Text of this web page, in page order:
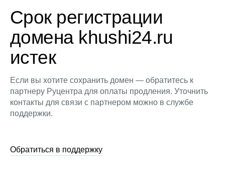
Срок регистрации
домена khushi24.ru
истек
Если вы хотите сохранить домен — обратитесь к
партнеру Руцентра для оплаты продления. Уточнить
контакты для связи с партнером можно в службе
поддержки.
Обратиться в поддержку